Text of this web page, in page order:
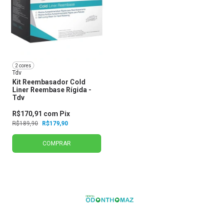
2 cores
Tdv
Kit Reembasador Cold
Liner Reembase Rígida -
Tdv
R$189,90 R$179,90
R$170,91 com Pix
COMPRAR